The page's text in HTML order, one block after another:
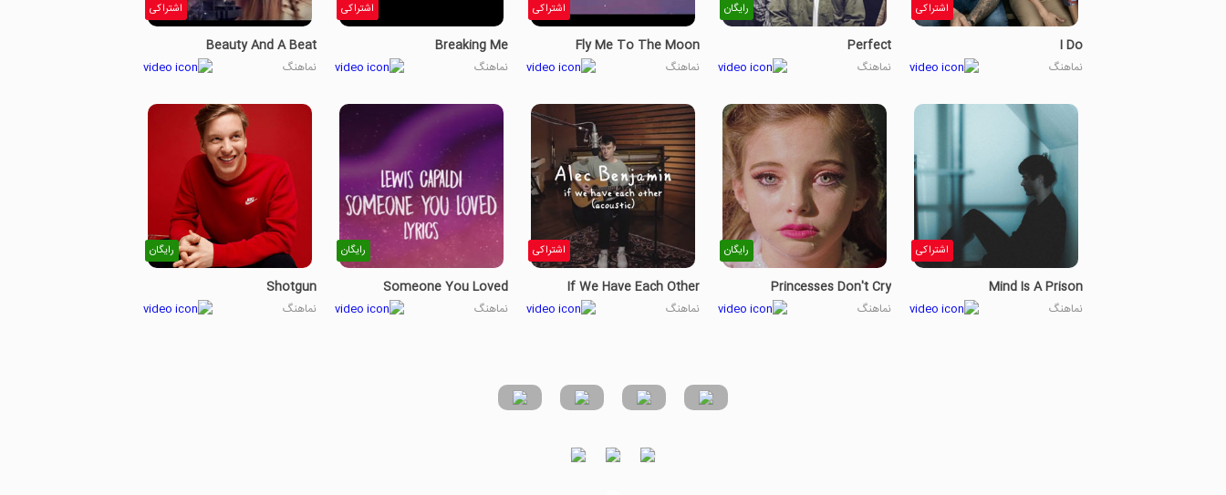
اشتراکی
I Do
نماهنگ
رایگان
Perfect
نماهنگ
اشتراکی
Fly Me To The Moon
نماهنگ
اشتراکی
Breaking Me
نماهنگ
اشتراکی
Beauty And A Beat
نماهنگ
اشتراکی
Mind Is A Prison
نماهنگ
رایگان
Princesses Don't Cry
نماهنگ
اشتراکی
If We Have Each Other
نماهنگ
رایگان
Someone You Loved
نماهنگ
رایگان
Shotgun
نماهنگ